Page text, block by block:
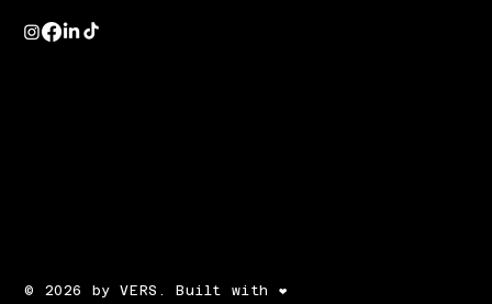
© 2026 by VERS. Built with ❤️